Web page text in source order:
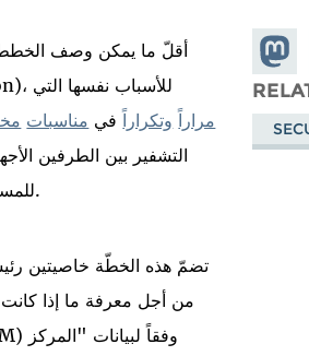
أقلّ ما يمكن وصف الخطط
مرارا وتكرارا في مناسبات
التشفير بين الطرفين
للمستخدمين/ات الذين يعتمدون على ريادة الشركة في ما يتعلّق بالخصوصية والأمان.